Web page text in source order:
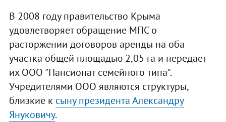
В 2008 году правительство Крыма
удовлетворяет обращение МПС о
расторжении договоров аренды на оба
участка общей площадью 2,05 га и передает
их ООО "Пансионат семейного типа".
Учредителями ООО являются структуры,
близкие к сыну президента Александру
Януковичу.